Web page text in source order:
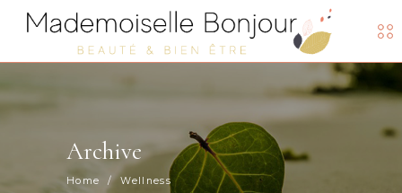
Archive
Home /Wellness